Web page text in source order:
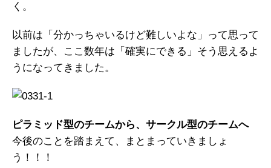
く。
以前は「分かっちゃいるけど難しいよな」って思って
ましたが、ここ数年は「確実にできる」そう思えるよ
うになってきました。
ピラミッド型のチームから、サークル型のチームへ
今後のことを踏まえて、まとまっていきましょ
う！！！